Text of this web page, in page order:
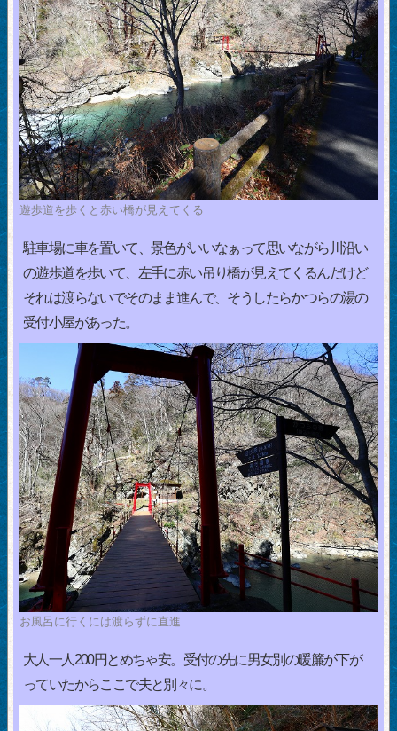
遊歩道を歩くと赤い橋が見えてくる
駐車場に車を置いて、景色がいいなぁって思いながら川沿い
の遊歩道を歩いて、左手に赤い吊り橋が見えてくるんだけど
それは渡らないでそのまま進んで、そうしたらかつらの湯の
受付小屋があった。
お風呂に行くには渡らずに直進
大人一人200円とめちゃ安。受付の先に男女別の暖簾が下が
っていたからここで夫と別々に。